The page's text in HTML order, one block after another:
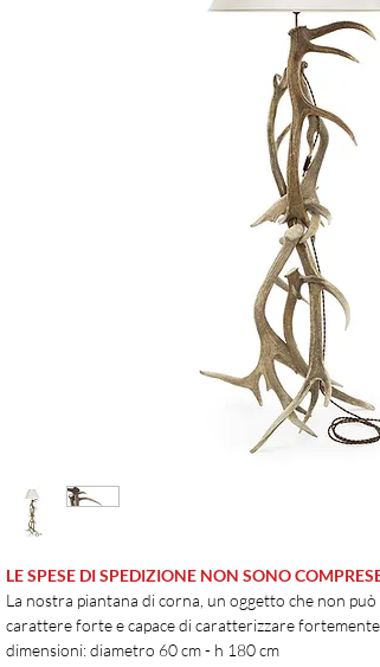
LE SPESE DI SPEDIZIONE NON SONO
La nostra piantana di corna, un oggetto che non
carattere forte e capace di caratterizzare fortemente
dimensioni: diametro 60 cm - h 180 cm